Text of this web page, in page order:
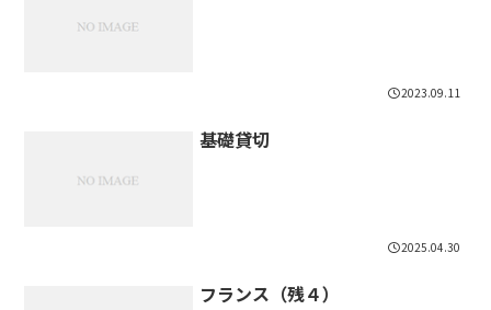
2023.09.11
基礎貸切
2025.04.30
フランス（残４）